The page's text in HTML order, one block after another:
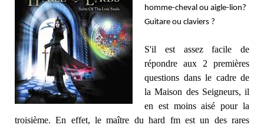
homme-cheval ou aigle-lion?
Guitare ou claviers ?
S'il est assez facile de
répondre aux 2 premières
questions dans le cadre de
la Maison des Seigneurs, il
en est moins aisé pour la
troisième. En effet, le maître du hard fm est un des rares